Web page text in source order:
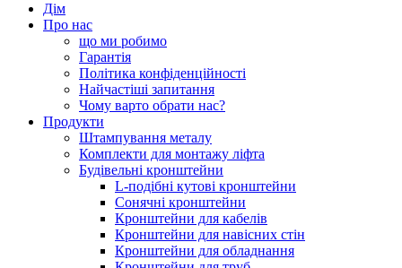
Дім
Про нас
що ми робимо
Гарантія
Політика конфіденційності
Найчастіші запитання
Чому варто обрати нас?
Продукти
Штампування металу
Комплекти для монтажу ліфта
Будівельні кронштейни
L-подібні кутові кронштейни
Сонячні кронштейни
Кронштейни для кабелів
Кронштейни для навісних стін
Кронштейни для обладнання